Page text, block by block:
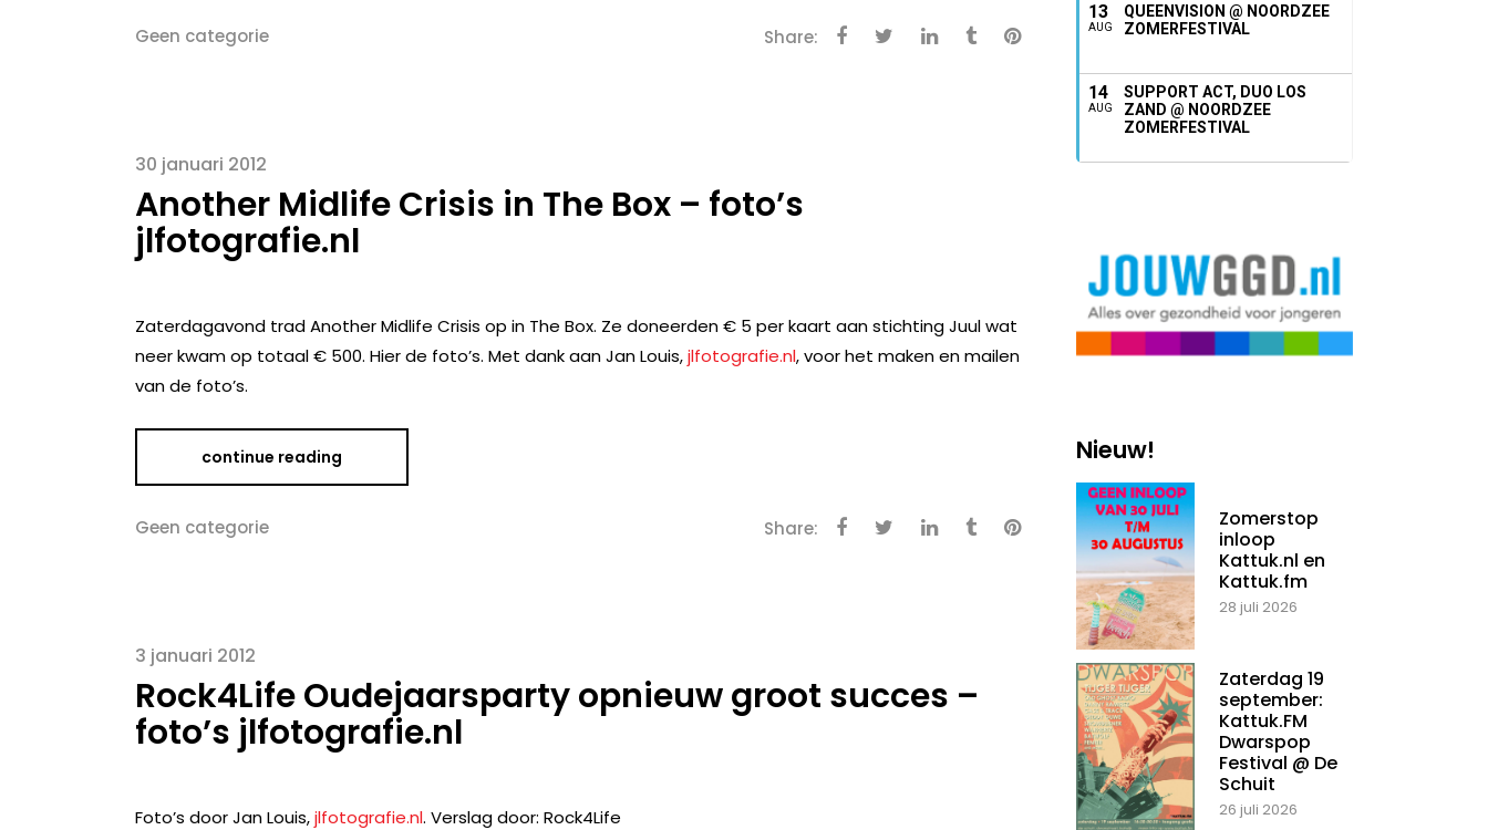
Geen categorie Share:
30 januari 2012
Another Midlife Crisis in The Box – foto’s
jlfotografie.nl
Zaterdagavond trad Another Midlife Crisis op in The Box. Ze doneerden € 5 per kaart aan stichting Juul wat
neer kwam op totaal € 500. Hier de foto’s. Met dank aan Jan Louis,jlfotografie.nl, voor het maken en mailen
van de foto’s.
continue reading
Geen categorie Share:
3 januari 2012
Rock4Life Oudejaarsparty opnieuw groot succes –
foto’s jlfotografie.nl
Foto’s door Jan Louis,jlfotografie.nl. Verslag door: Rock4Life
13
AUG
QUEENVISION @ NOORDZEE
ZOMERFESTIVAL
14
AUG
SUPPORT ACT, DUO LOS
ZAND @ NOORDZEE
ZOMERFESTIVAL
Nieuw!
Zomerstop
inloop
Kattuk.nl en
Kattuk.fm
28 juli 2026
Zaterdag 19
september:
Kattuk.FM
Dwarspop
Festival @ De
Schuit
26 juli 2026